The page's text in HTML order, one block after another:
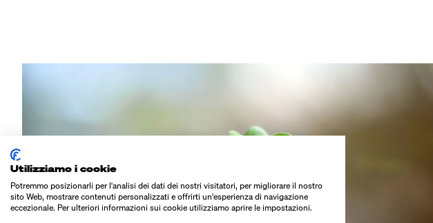
Utilizziamo i cookie
Potremmo posizionarli per l'analisi dei dati dei nostri visitatori, per migliorare il nostro
sito Web, mostrare contenuti personalizzati e offrirti un'esperienza di navigazione
eccezionale. Per ulteriori informazioni sui cookie utilizziamo aprire le impostazioni.